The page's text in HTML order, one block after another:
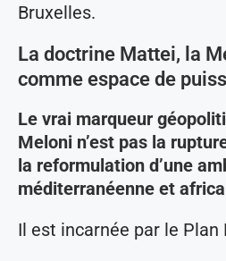
Bruxelles.
La doctrine Mattei, la
comme espace de
Le vrai marqueur
Meloni n’est pas la
la reformulation d’une
méditerranéenne et
Il est incarnée par le Plan